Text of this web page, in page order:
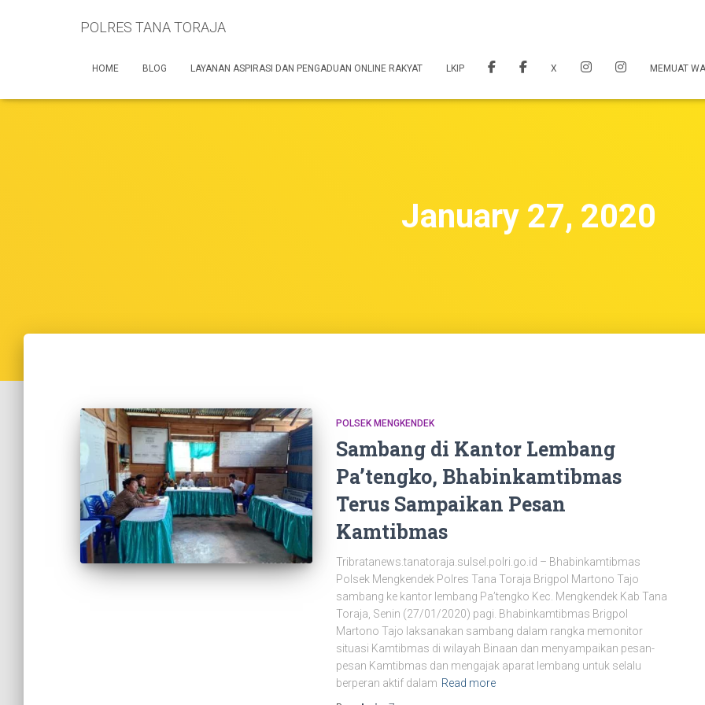
POLRES TANA TORAJA
HOME BLOG LAYANAN ASPIRASI DAN PENGADUAN ONLINE RAKYAT LKIP X MEMUAT
January 27, 2020
POLSEK MENGKENDEK
Sambang di Kantor Lembang
Pa’tengko, Bhabinkamtibmas
Terus Sampaikan Pesan
Kamtibmas
Tribratanews.tanatoraja.sulsel.polri.go.id – Bhabinkamtibmas
Polsek Mengkendek Polres Tana Toraja Brigpol Martono Tajo
sambang ke kantor lembang Pa’tengko Kec. Mengkendek Kab Tana
Toraja, Senin (27/01/2020) pagi. Bhabinkamtibmas Brigpol
Martono Tajo laksanakan sambang dalam rangka memonitor
situasi Kamtibmas di wilayah Binaan dan menyampaikan pesan-
pesan Kamtibmas dan mengajak aparat lembang untuk selalu
berperan aktif dalam Read more